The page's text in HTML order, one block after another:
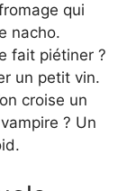
qui
nacho.
fait piétiner ?
un petit vin.
croise un
? Un